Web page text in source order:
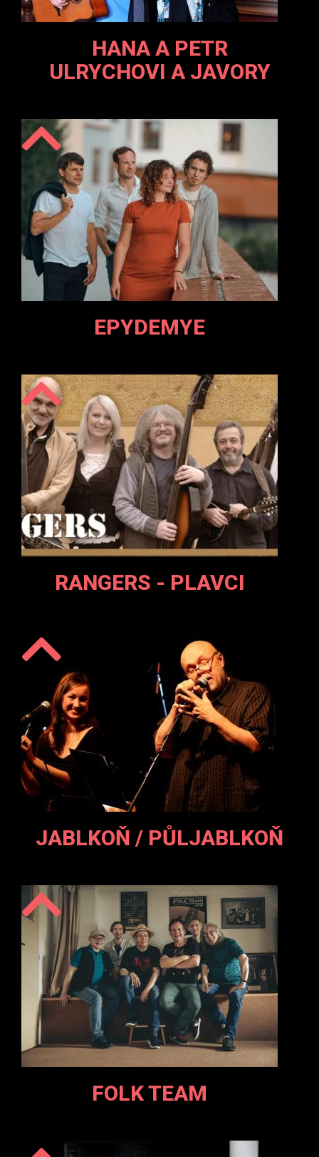
HANA A PETR
ULRYCHOVI A JAVORY
EPYDEMYE
RANGERS - PLAVCI
JABLKOŇ / PŮLJABLKOŇ
FOLK TEAM